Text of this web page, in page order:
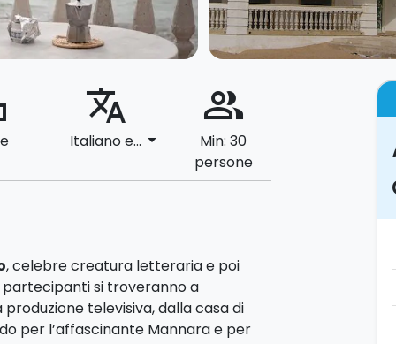
translate
Italiano e... arrow_drop_down
people_alt
Min: 30
persone
, celebre creatura letteraria e poi
si troveranno a
televisiva, dalla casa di
per l’affascinante Mannara e per